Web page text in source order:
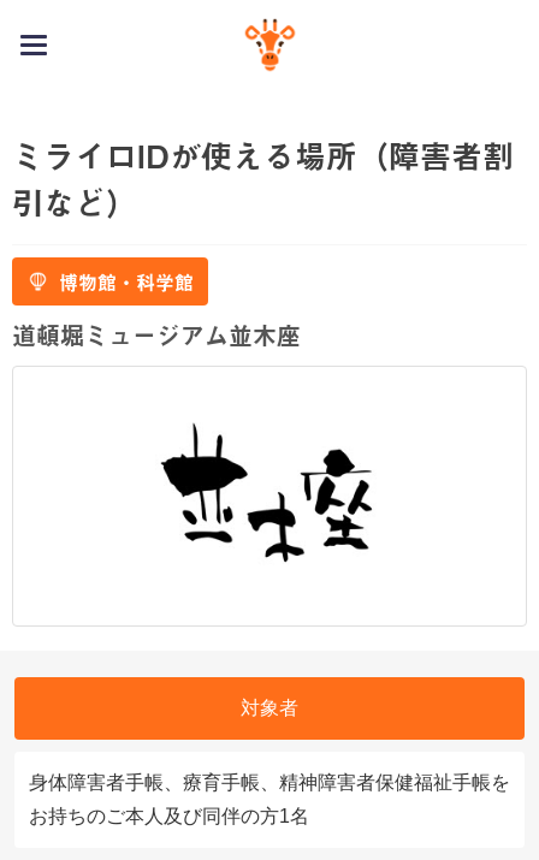
toggle
ミライロIDが使える場所（障害者割
引など）
博物館・科学館
道頓堀ミュージアム並木座
対象者
身体障害者手帳、療育手帳、精神障害者保健福祉手帳を
お持ちのご本人及び同伴の方1名